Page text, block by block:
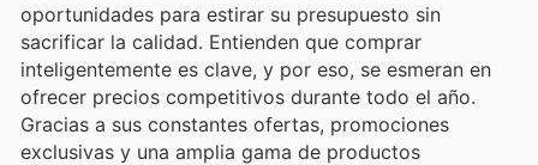
oportunidades para estirar su presupuesto sin
sacrificar la calidad. Entienden que comprar
inteligentemente es clave, y por eso, se esmeran en
ofrecer precios competitivos durante todo el año.
Gracias a sus constantes ofertas, promociones
exclusivas y una amplia gama de productos